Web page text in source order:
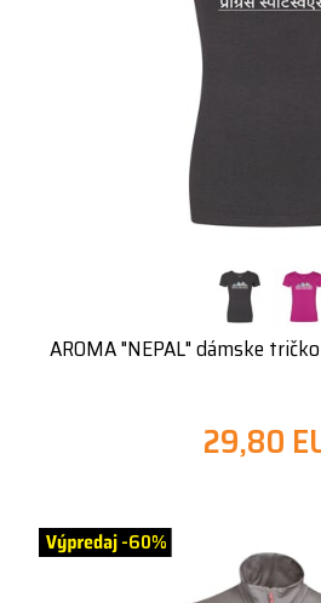
AROMA "NEPAL" dámske
29,80
-60%